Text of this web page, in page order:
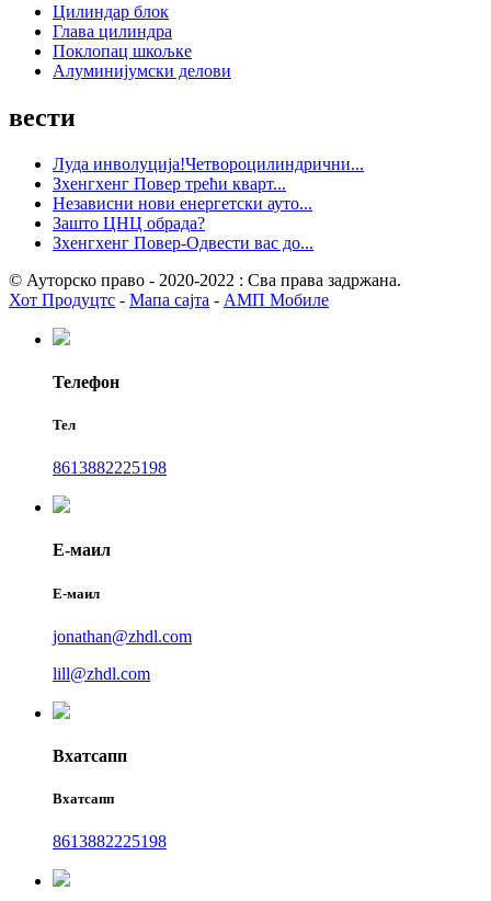
Цилиндар блок
Глава цилиндра
Поклопац шкољке
Алуминијумски делови
вести
Луда инволуција!Четвороцилиндрични...
Зхенгхенг Повер трећи кварт...
Независни нови енергетски ауто...
Зашто ЦНЦ обрада?
Зхенгхенг Повер-Одвести вас до...
© Ауторско право - 2020-2022 : Сва права задржана.
Хот Продуцтс - Мапа сајта - АМП Мобиле
Телефон
Тел
8613882225198
Е-маил
Е-маил
jonathan@zhdl.com
lill@zhdl.com
Вхатсапп
Вхатсапп
8613882225198